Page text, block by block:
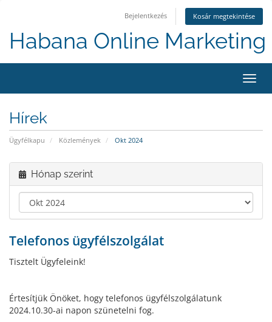
Bejelentkezés Kosár megtekintése
Habana Online Marketing
a
Hírek
Ügyfélkapu Közlemények Okt 2024
Hónap szerint
Telefonos ügyfélszolgálat
Tisztelt Ügyfeleink!
Értesítjük Önöket, hogy telefonos ügyfélszolgálatunk
2024.10.30-ai napon szünetelni fog.